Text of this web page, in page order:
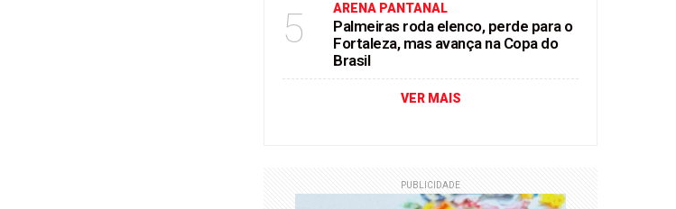
5 ARENA PANTANAL
Palmeiras roda elenco, perde para o
Fortaleza, mas avança na Copa do
Brasil
VER MAIS
PUBLICIDADE